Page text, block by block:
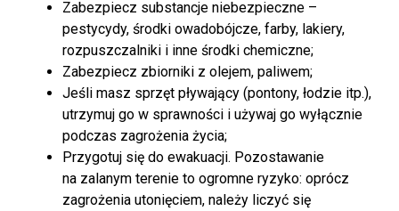
Zabezpiecz substancje niebezpieczne –
pestycydy, środki owadobójcze, farby, lakiery,
rozpuszczalniki i inne środki chemiczne;
Zabezpiecz zbiorniki z olejem, paliwem;
Jeśli masz sprzęt pływający (pontony, łodzie itp.),
utrzymuj go w sprawności i używaj go wyłącznie
podczas zagrożenia życia;
Przygotuj się do ewakuacji. Pozostawanie
na zalanym terenie to ogromne ryzyko: oprócz
zagrożenia utonięciem, należy liczyć się